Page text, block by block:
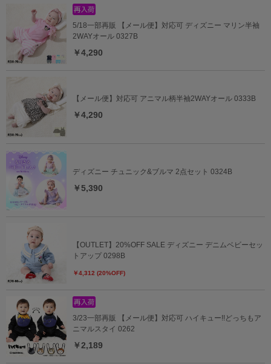
5/18一部再販 【メール便】対応可 ディズニー マリン半袖
2WAYオール 0327B
￥4,290
【メール便】対応可 アニマル柄半袖2WAYオール 0333B
￥4,290
ディズニー チュニック&ブルマ 2点セット 0324B
￥5,390
【OUTLET】20%OFF SALE ディズニー デニムベビーセッ
トアップ 0298B
￥4,312 (20%OFF)
3/23一部再販 【メール便】対応可 ハイキュー!!どっちもア
ニマルスタイ 0262
￥2,189